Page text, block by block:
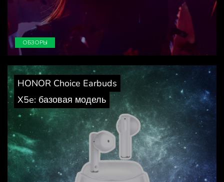
ОБЗОРЫ
HONOR Choice Earbuds
X5e: базовая модель